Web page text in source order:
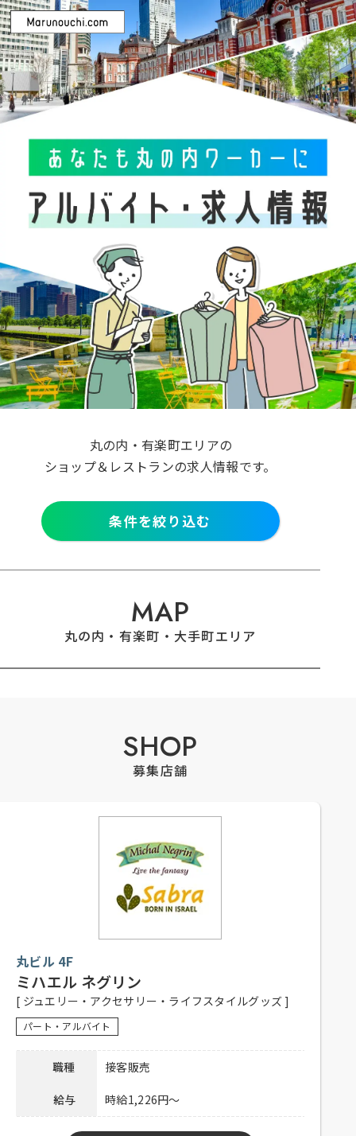
丸の内・有楽町エリアの
ショップ＆レストランの求人情報です。
条件を絞り込む
カテゴリを選択
ファッション・雑貨
グルメ＆フード
サービス・その他
雇用形態を選択
正社員 契約社員 パート・アルバイト
ビルを選択
すべて 丸ビル 新丸ビル
丸の内オアゾ
東京ビルTOKIA
丸の内ブリックスクエア
iiyo!!（イーヨ!!）
二重橋スクエア
丸の内テラス
TOKYO TORCH Terrace
その他ビル
クリア 検索
MAP
丸の内・有楽町・大手町エリア
SHOP
募集店舗
丸ビル 4F
ミハエル ネグリン
[ ジュエリー・アクセサリー・ライフスタイルグッズ ]
パート・アルバイト
職種 接客販売
給与 時給1,226円～